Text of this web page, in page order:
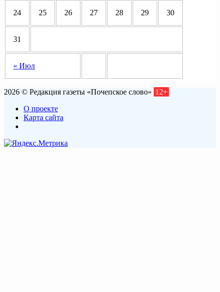
« Июл
24 25 26 27 28 29 30
31
2026 © Редакция газеты «Почепское слово» 12+
О проекте
Карта сайта